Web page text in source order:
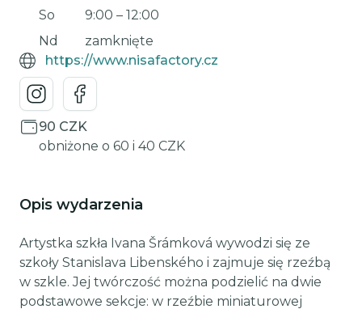
So
9:00 – 12:00
Nd
zamknięte
https://www.nisafactory.cz
90 CZK
obniżone o 60 i 40 CZK
Opis wydarzenia
Artystka szkła Ivana Šrámková wywodzi się ze
szkoły Stanislava Libenského i zajmuje się rzeźbą
w szkle. Jej twórczość można podzielić na dwie
podstawowe sekcje: w rzeźbie miniaturowej